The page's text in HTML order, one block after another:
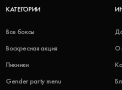
КАТЕГОРИИ
Все боксы
Воскресная акция
Пикники
Gender party menu
О